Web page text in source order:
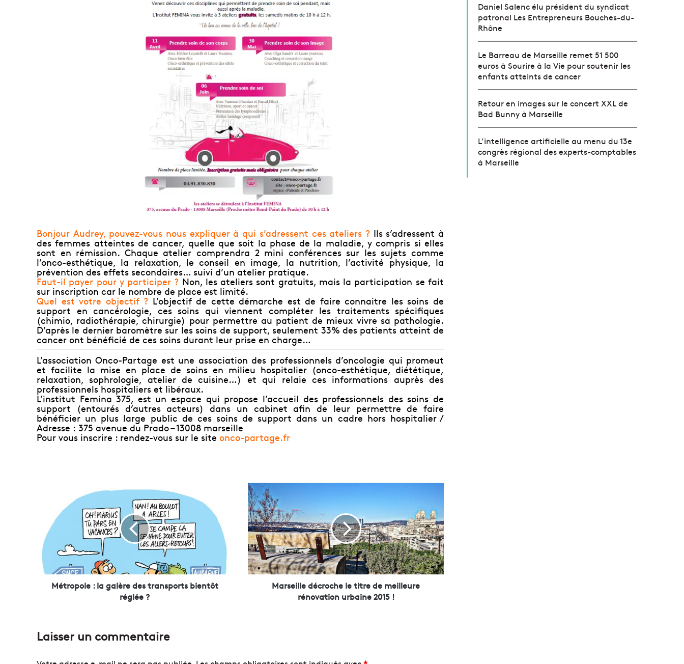
Bonjour Audrey, pouvez-vous nous expliquer à qui s’adressent ces ateliers ?Ils s’adressent à
des femmes atteintes de cancer, quelle que soit la phase de la maladie, y compris si elles
sont en rémission. Chaque atelier comprendra 2 mini conférences sur les sujets comme
l’onco-esthétique, la relaxation, le conseil en image, la nutrition, l’activité physique, la
prévention des effets secondaires… suivi d’un atelier pratique.
Faut-il payer pour y participer ? Non, les ateliers sont gratuits, mais la participation se fait
sur inscription car le nombre de place est limité.
Quel est votre objectif ? L’objectif de cette démarche est de faire connaitre les soins de
support en cancérologie, ces soins qui viennent compléter les traitements spécifiques
(chimio, radiothérapie, chirurgie) pour permettre au patient de mieux vivre sa pathologie.
D’après le dernier baromètre sur les soins de support, seulement 33% des patients atteint de
cancer ont bénéficié de ces soins durant leur prise en charge…
L’association Onco-Partage est une association des professionnels d’oncologie qui promeut
et facilite la mise en place de soins en milieu hospitalier (onco-esthétique, diététique,
relaxation, sophrologie, atelier de cuisine…) et qui relaie ces informations auprès des
professionnels hospitaliers et libéraux.
L’institut Femina 375, est un espace qui propose l’accueil des professionnels des soins de
support (entourés d’autres acteurs) dans un cabinet afin de leur permettre de faire
bénéficier un plus large public de ces soins de support dans un cadre hors hospitalier /
Adresse : 375 avenue du Prado – 13008 marseille
Pour vous inscrire : rendez-vous sur le site onco-partage.fr
r
Métropole : la galère des transports bientôt
réglée ?
M
a
r
s
e
i
l
l
e
e
Marseille décroche le titre de meilleure
rénovation urbaine 2015 !
Laisser un commentaire
Daniel Salenc élu président du syndicat
patronal Les Entrepreneurs Bouches-du-
Rhône
Le Barreau de Marseille remet 51 500
euros à Sourire à la Vie pour soutenir les
enfants atteints de cancer
Retour en images sur le concert XXL de
Bad Bunny à Marseille
L’intelligence artificielle au menu du 13e
congrès régional des experts-comptables
à Marseille